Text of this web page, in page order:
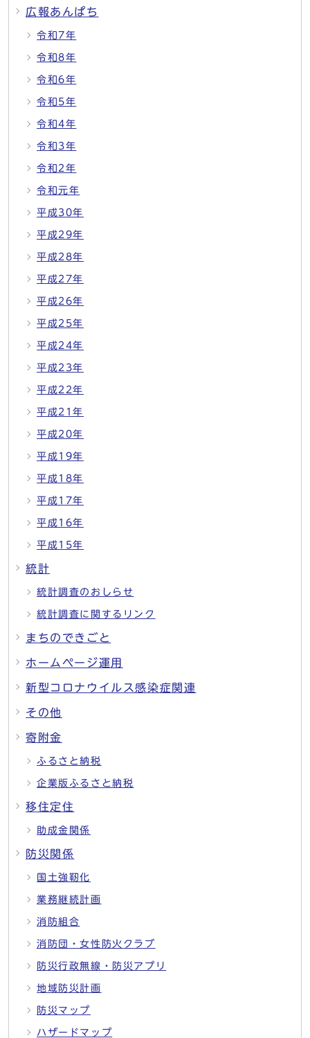
広報あんぱち
令和7年
令和8年
令和6年
令和5年
令和4年
令和3年
令和2年
令和元年
平成30年
平成29年
平成28年
平成27年
平成26年
平成25年
平成24年
平成23年
平成22年
平成21年
平成20年
平成19年
平成18年
平成17年
平成16年
平成15年
統計
統計調査のおしらせ
統計調査に関するリンク
まちのできごと
ホームページ運用
新型コロナウイルス感染症関連
その他
寄附金
ふるさと納税
企業版ふるさと納税
移住定住
助成金関係
防災関係
国土強靭化
業務継続計画
消防組合
消防団・女性防火クラブ
防災行政無線・防災アプリ
地域防災計画
防災マップ
ハザードマップ